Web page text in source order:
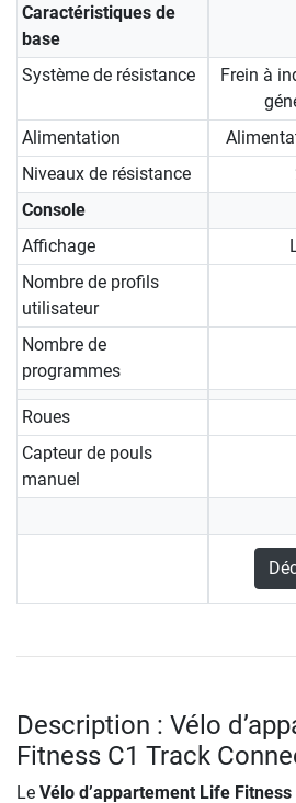
Caractéristiques de
base
Système de résistance
Frein à
Alimentation
Niveaux de résistance
Console
Affichage
Nombre de profils
utilisateur
Nombre de
programmes
Roues
Capteur de pouls
manuel
Description : Vélo
Fitness C1 Track
Le Vélo d’appartement Life